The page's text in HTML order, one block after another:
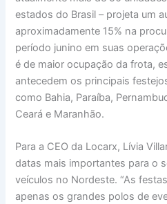
estados do Brasil – projeta um
aproximadamente 15% na
período junino em suas
é de maior ocupação da frota,
antecedem os principais
como Bahia, Paraíba,
Ceará e Maranhão.
Para a CEO da Locarx, Lívia
datas mais importantes para o
veículos no Nordeste. “As
apenas os grandes polos de